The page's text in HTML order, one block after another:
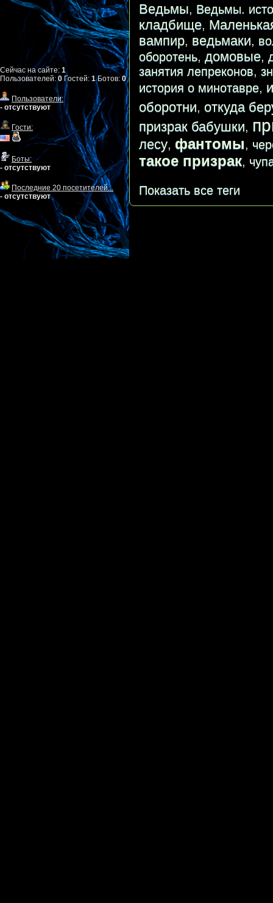
Сейчас на сайте: 1
Пользователей:0 Гостей: 1Ботов:0
Пользователи:
- отсутствуют
Гости:
Боты:
- отсутствуют
Последние 20 посетителей...
- отсутствуют
Ведьмы, Ведьмы.
кладбище,
вампир, ведьмаки,
оборотень, домовые,
занятия лепреконов,
история о минотавре,
оборотни, откуда
призрак бабушки,
лесу, фантомы,
такое призрак,
Показать все теги